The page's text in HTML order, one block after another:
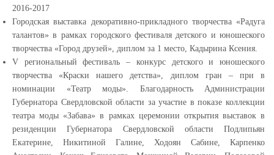
2016-2017
Городская выставка декоративно-прикладного творчества «Радуга
талантов» в рамках городского фестиваля детского и юношеского
творчества «Город друзей», диплом за 1 место, Кадырина Ксения.
V региональный фестиваль – конкурс детского и юношеского
творчества «Краски нашего детства», диплом гран – при в
номинации «Театр моды». Благодарность Администрации
Губернатора Свердловской области за участие в показе коллекции
театра моды «Забава» в рамках церемонии открытия выставок в
резиденции Губернатора Свердловской области Подлипьян
Екатерине, Никитиной Галине, Ходоян Сабине, Карпенко